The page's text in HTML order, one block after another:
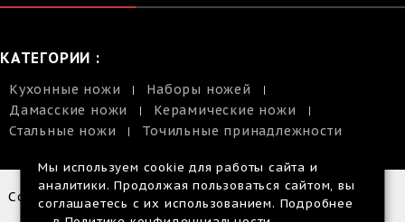
КАТЕГОРИИ :
Кухонные ножи
Наборы ножей
Дамасские ножи
Керамические ножи
Стальные ножи
Точильные принадлежности
Copyright © 2014-2026 |
Размещенная
Мы используем cookie для работы сайта и
аналитики. Продолжая пользоваться сайтом, вы
соглашаетесь с их использованием. Подробнее